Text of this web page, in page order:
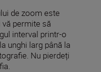
de zoom este
permite să
interval printr-o
unghi larg până la
Nu pierdeți